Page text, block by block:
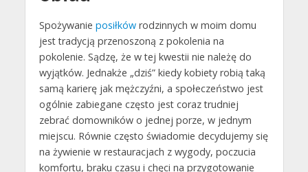
Spożywanie posiłkówrodzinnych w moim domu
jest tradycją przenoszoną z pokolenia na
pokolenie. Sądzę, że w tej kwestii nie należę do
wyjątków. Jednakże „dziś” kiedy kobiety robią taką
samą karierę jak mężczyźni, a społeczeństwo jest
ogólnie zabiegane często jest coraz trudniej
zebrać domowników o jednej porze, w jednym
miejscu. Równie często świadomie decydujemy się
na żywienie w restauracjach z wygody, poczucia
komfortu, braku czasu i chęci na przygotowanie